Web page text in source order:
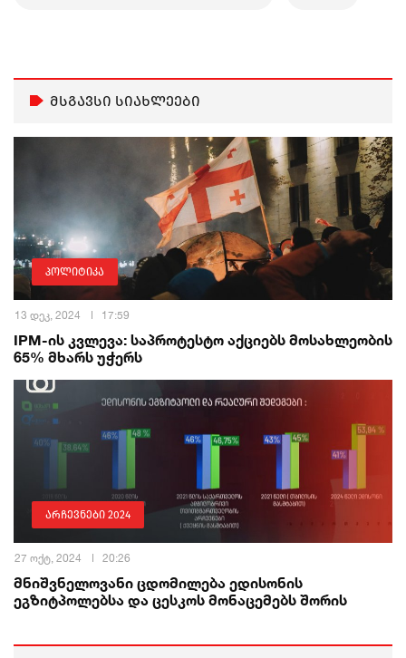
მსგავსი სიახლეები
პოლიტიკა
13 დეკ, 2024 17:59
IPM-ის კვლევა: საპროტესტო აქციებს მოსახლეობის
65% მხარს უჭერს
არჩევნები 2024
27 ოქტ, 2024 20:26
მნიშვნელოვანი ცდომილება ედისონის
ეგზიტპოლებსა და ცესკოს მონაცემებს შორის